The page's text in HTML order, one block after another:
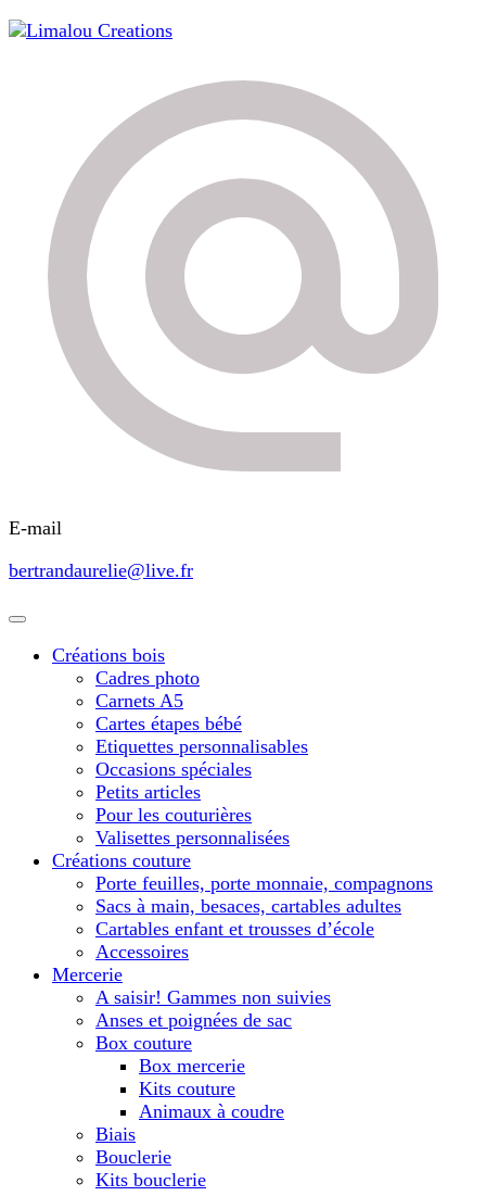
Limalou Creations
E-mail
bertrandaurelie@live.fr
Créations bois
Cadres photo
Carnets A5
Cartes étapes bébé
Etiquettes personnalisables
Occasions spéciales
Petits articles
Pour les couturières
Valisettes personnalisées
Créations couture
Porte feuilles, porte monnaie, compagnons
Sacs à main, besaces, cartables adultes
Cartables enfant et trousses d’école
Accessoires
Mercerie
A saisir! Gammes non suivies
Anses et poignées de sac
Box couture
Box mercerie
Kits couture
Animaux à coudre
Biais
Bouclerie
Kits bouclerie